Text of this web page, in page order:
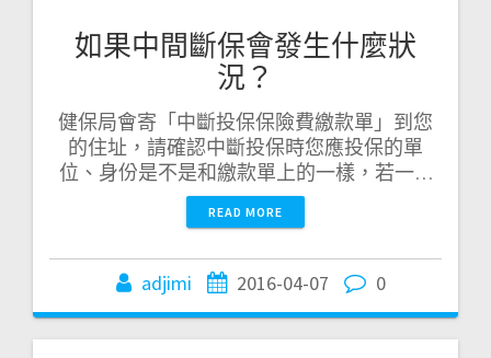
如果中間斷保會發生什麼狀
況？
健保局會寄「中斷投保保險費繳款單」到您
的住址，請確認中斷投保時您應投保的單
位、身份是不是和繳款單上的一樣，若一…
READ MORE
adjimi 2016-04-07 0